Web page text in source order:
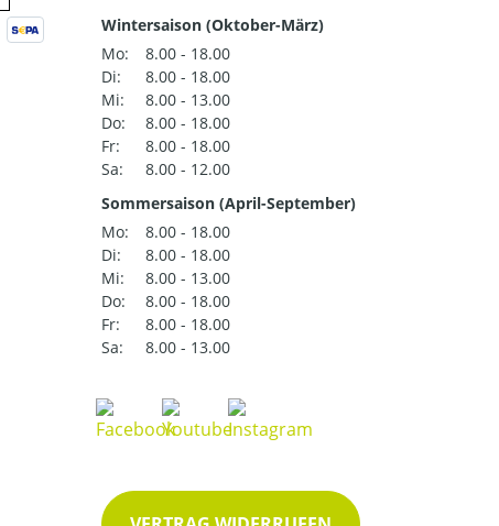
Wintersaison (Oktober-März)
Mo:
8.00 - 18.00
Di:
8.00 - 18.00
Mi:
8.00 - 13.00
Do:
8.00 - 18.00
Fr:
8.00 - 18.00
Sa:
8.00 - 12.00
Sommersaison (April-September)
Mo:
8.00 - 18.00
Di:
8.00 - 18.00
Mi:
8.00 - 13.00
Do:
8.00 - 18.00
Fr:
8.00 - 18.00
Sa:
8.00 - 13.00